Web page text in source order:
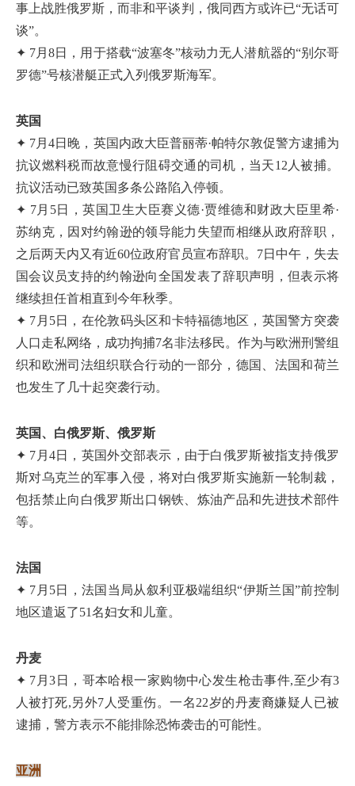
事上战胜俄罗斯，而非和平谈判，俄同西方或许已“无话可
谈”。
✦ 7月8日，用于搭载“波塞冬”核动力无人潜航器的“别尔哥
罗德”号核潜艇正式入列俄罗斯海军。
英国
✦ 7月4日晚，英国内政大臣普丽蒂·帕特尔敦促警方逮捕为
抗议燃料税而故意慢行阻碍交通的司机，当天12人被捕。
抗议活动已致英国多条公路陷入停顿。
✦ 7月5日，英国卫生大臣赛义德·贾维德和财政大臣里希·
苏纳克，因对约翰逊的领导能力失望而相继从政府辞职，
之后两天内又有近60位政府官员宣布辞职。7日中午，失去
国会议员支持的约翰逊向全国发表了辞职声明，但表示将
继续担任首相直到今年秋季。
✦ 7月5日，在伦敦码头区和卡特福德地区，英国警方突袭
人口走私网络，成功拘捕7名非法移民。作为与欧洲刑警组
织和欧洲司法组织联合行动的一部分，德国、法国和荷兰
也发生了几十起突袭行动。
英国、白俄罗斯、俄罗斯
✦ 7月4日，英国外交部表示，由于白俄罗斯被指支持俄罗
斯对乌克兰的军事入侵，将对白俄罗斯实施新一轮制裁，
包括禁止向白俄罗斯出口钢铁、炼油产品和先进技术部件
等。
法国
✦ 7月5日，法国当局从叙利亚极端组织“伊斯兰国”前控制
地区遣返了51名妇女和儿童。
丹麦
✦ 7月3日，哥本哈根一家购物中心发生枪击事件,至少有3
人被打死,另外7人受重伤。一名22岁的丹麦裔嫌疑人已被
逮捕，警方表示不能排除恐怖袭击的可能性。
亚洲